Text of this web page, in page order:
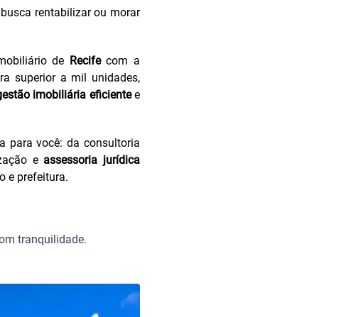
rentabilizar ou morar
de Recifecom a
superior a mil unidades,
imobiliária eficientee
para você: da consultoria
e assessoria jurídica
e prefeitura.
tranquilidade.